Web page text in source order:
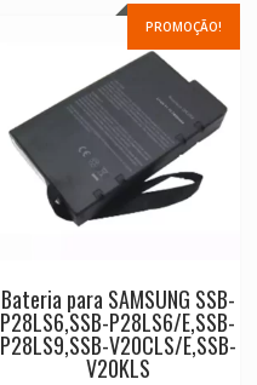
PROMOÇÃO!
Bateria para SAMSUNG SSB-
P28LS6,SSB-P28LS6/E,SSB-
P28LS9,SSB-V20CLS/E,SSB-
V20KLS